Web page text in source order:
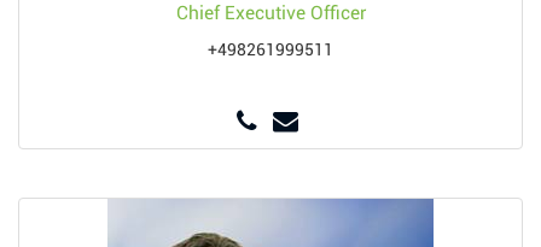
Chief Executive Officer
+498261999511